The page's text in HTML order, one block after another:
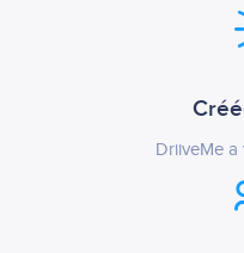
DriiveMe a